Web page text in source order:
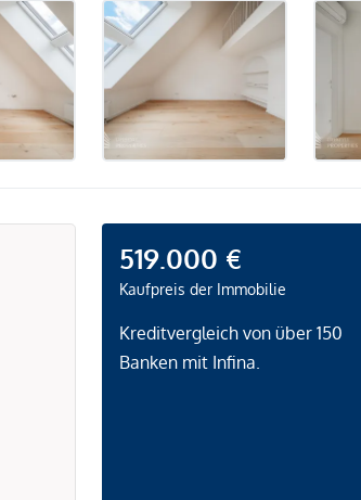
519.000 €
Kaufpreis der Immobilie
Kreditvergleich von über 150
Banken mit Infina.